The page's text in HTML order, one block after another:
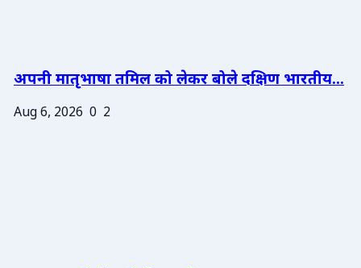
अपनी मातृभाषा तमिल को लेकर बोले दक्षिण भारतीय...
Aug 6, 2026 0 2